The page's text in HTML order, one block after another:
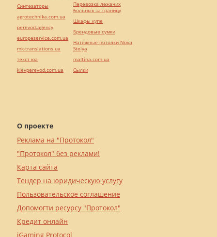
О проекте
Реклама на "Протокол"
"Протокол" без реклами!
Карта сайта
Тендер на юридическую услугу
Пользовательское соглашение
Допомогти ресурсу "Протокол"
Кредит онлайн
iGaming Protocol
Синтезаторы
agrotechnika.com.ua
perevod.agency
europeservice.com.ua
mk-translations.ua
текст юа
kievperevod.com.ua
Перевозка лежачих
больных за границу
Шкафы купе
Брендовые сумки
Натяжные потолки Nova
Stelya
maltina.com.ua
Cылки